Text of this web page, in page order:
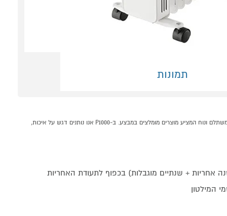
תמונות
רדיאטור 9 צלעות דגם NY2009-20M מידאה MIDEA לבן קונים אונליין בקטגוריית רדיאטור / קונווקטור במחלקת מזגנים מאווררים ומוצרי חימום בP1000 - אתר קניות ישראלי בטוח, משתלם ונוח המציע מוצרים מומלצים במבצע. ב-P1000 אנו נותנים דגש על איכות,
המילטון